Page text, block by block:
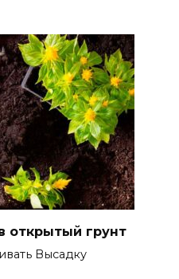
открытый грунт
Высадку